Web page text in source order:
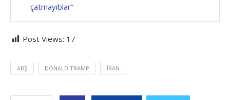
çatmayıblar”
Post Views: 17
ABŞ DONALD TRAMP İRAN